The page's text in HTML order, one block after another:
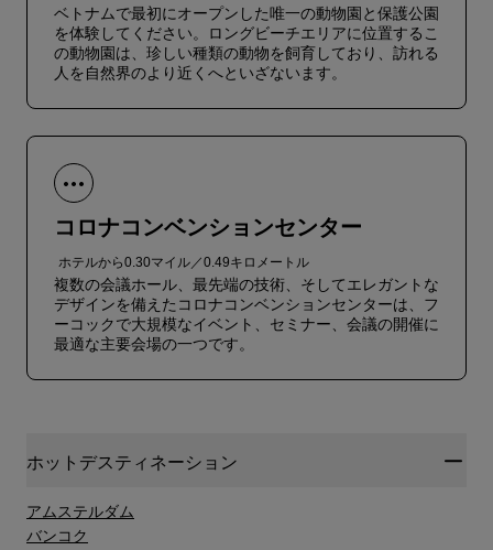
ベトナムで最初にオープンした唯一の動物園と保護公園
を体験してください。ロングビーチエリアに位置するこ
の動物園は、珍しい種類の動物を飼育しており、訪れる
人を自然界のより近くへといざないます。
コロナコンベンションセンター
ホテルから0.30マイル／0.49キロメートル
複数の会議ホール、最先端の技術、そしてエレガントな
デザインを備えたコロナコンベンションセンターは、フ
ーコックで大規模なイベント、セミナー、会議の開催に
最適な主要会場の一つです。
ホットデスティネーション
アムステルダム
バンコク